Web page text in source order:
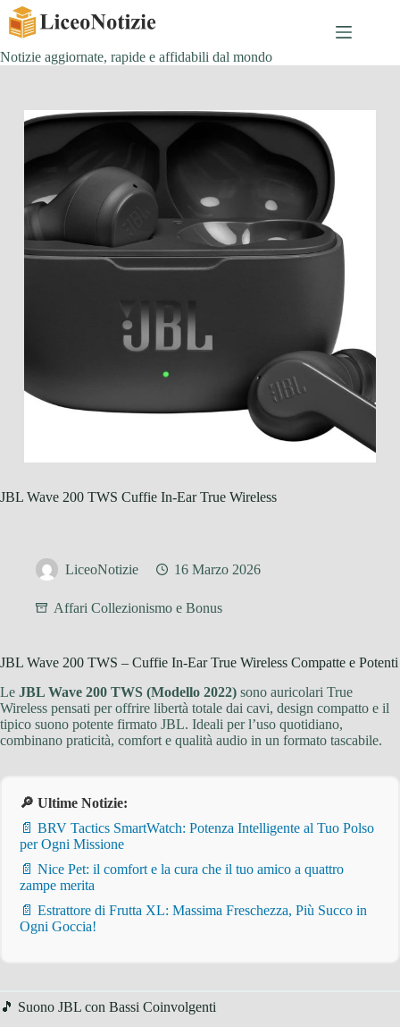
Salta
contenuto
Notizie aggiornate, rapide e affidabili dal mondo
JBL Wave 200 TWS Cuffie In-Ear True Wireless
LiceoNotizie 16 Marzo 2026
Affari Collezionismo e Bonus
JBL Wave 200 TWS – Cuffie In-Ear True Wireless Compatte e Potenti
Le JBL Wave 200 TWS (Modello 2022) sono auricolari True
Wireless pensati per offrire libertà totale dai cavi, design compatto e il
tipico suono potente firmato JBL. Ideali per l’uso quotidiano,
combinano praticità, comfort e qualità audio in un formato tascabile.
🔎 Ultime Notizie:
📄 BRV Tactics SmartWatch: Potenza Intelligente al Tuo Polso
per Ogni Missione
📄 Nice Pet: il comfort e la cura che il tuo amico a quattro
zampe merita
📄 Estrattore di Frutta XL: Massima Freschezza, Più Succo in
Ogni Goccia!
🎵 Suono JBL con Bassi Coinvolgenti